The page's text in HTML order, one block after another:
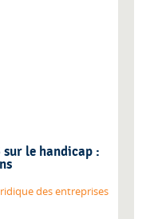
le handicap :
des entreprises